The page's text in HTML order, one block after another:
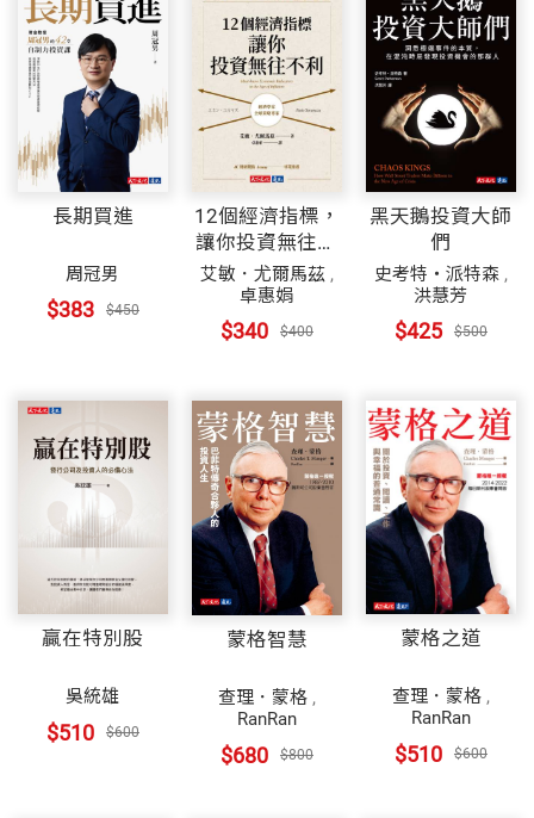
長期買進
周冠男
$383 $450
12個經濟指標，
讓你投資無往不
利
艾敏．尤爾馬茲,
卓惠娟
$340 $400
黑天鵝投資大師
們
史考特・派特森,
洪慧芳
$425 $500
贏在特別股
吳統雄
$510 $600
蒙格智慧
查理．蒙格,
RanRan
$680 $800
蒙格之道
查理．蒙格,
RanRan
$510 $600